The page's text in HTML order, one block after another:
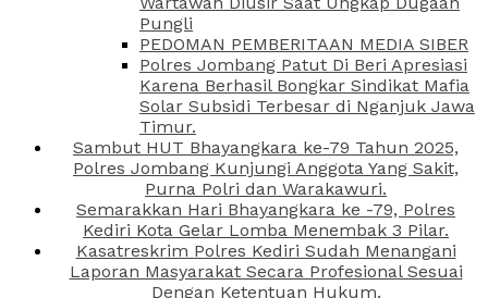
Pungli
PEDOMAN PEMBERITAAN MEDIA SIBER
Polres Jombang Patut Di Beri Apresiasi
Karena Berhasil Bongkar Sindikat Mafia
Solar Subsidi Terbesar di Nganjuk Jawa
Timur.
Sambut HUT Bhayangkara ke-79 Tahun 2025,
Polres Jombang Kunjungi Anggota Yang Sakit,
Purna Polri dan Warakawuri.
Semarakkan Hari Bhayangkara ke -79, Polres
Kediri Kota Gelar Lomba Menembak 3 Pilar.
Kasatreskrim Polres Kediri Sudah Menangani
Laporan Masyarakat Secara Profesional Sesuai
Dengan Ketentuan Hukum.